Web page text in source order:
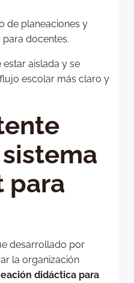
de planeaciones y
docentes.
aislada y se
escolar más claro y
para
desarrollado por
la organización
didáctica para